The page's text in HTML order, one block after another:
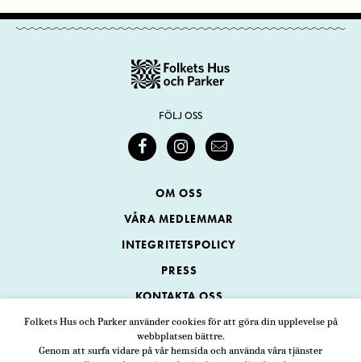
Folkets Hus och Parker använder cookies för att göra din upplevelse på
webbplatsen bättre.
Genom att surfa vidare på vår hemsida och använda våra tjänster
FÖLJ OSS
OM OSS
VÅRA MEDLEMMAR
INTEGRITETSPOLICY
PRESS
KONTAKTA OSS
Folkets Hus och Parker